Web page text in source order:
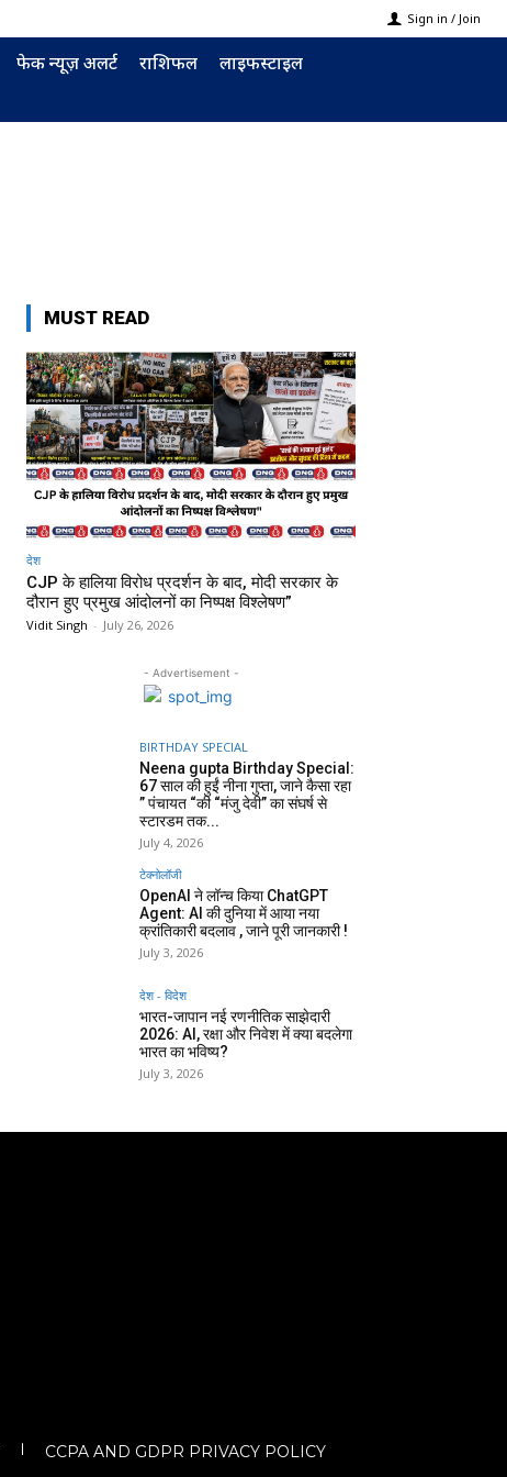
Sign in / Join
फेक न्यूज़ अलर्ट राशिफल लाइफस्टाइल
MUST READ
देश
CJP के हालिया विरोध प्रदर्शन के बाद, मोदी सरकार के
दौरान हुए प्रमुख आंदोलनों का निष्पक्ष विश्लेषण”
Vidit Singh - July 26, 2026
- Advertisement -
BIRTHDAY SPECIAL
Neena gupta Birthday Special:
67 साल की हुईं नीना गुप्ता, जाने कैसा रहा
” पंचायत “की “मंजु देवी” का संघर्ष से
स्टारडम तक...
July 4, 2026
टेक्नोलॉजी
OpenAI ने लॉन्च किया ChatGPT
Agent: AI की दुनिया में आया नया
क्रांतिकारी बदलाव , जाने पूरी जानकारी !
July 3, 2026
देश - विदेश
भारत-जापान नई रणनीतिक साझेदारी
2026: AI, रक्षा और निवेश में क्या बदलेगा
भारत का भविष्य?
July 3, 2026
CCPA AND GDPR PRIVACY POLICY